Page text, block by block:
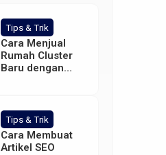
Tips & Trik
Cara Menjual
Rumah Cluster
Baru dengan
Tips & Trik
Cara Membuat
Artikel SEO